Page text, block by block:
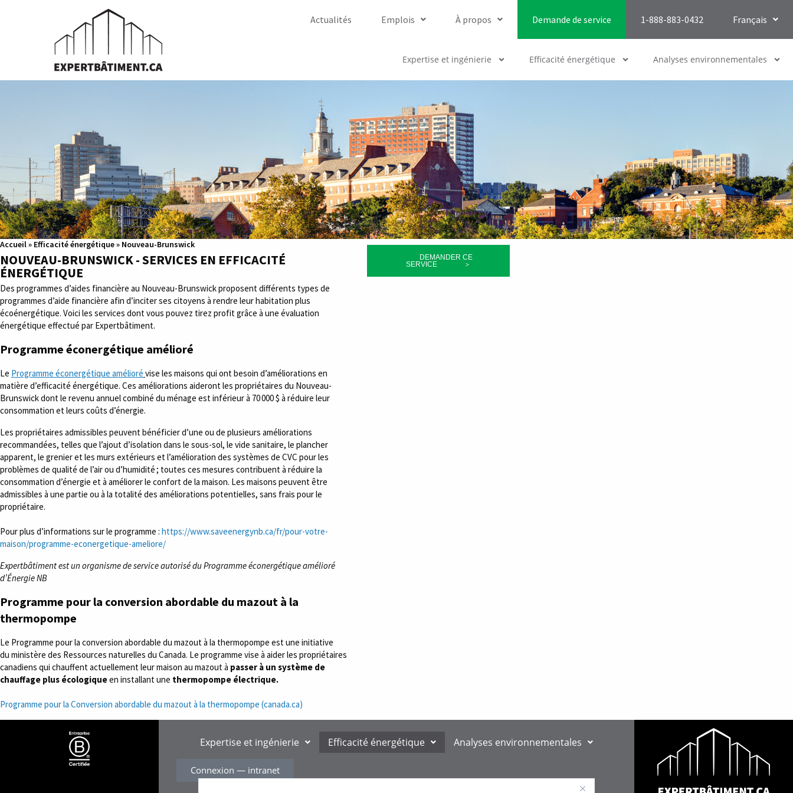
Actualités Emplois À propos Demande de service 1-888-883-0432 Français
Expertise et ingénierie Efficacité énergétique Analyses environnementales
Accueil» Efficacité énergétique» Nouveau-Brunswick
NOUVEAU-BRUNSWICK - SERVICES EN EFFICACITÉ
ÉNERGÉTIQUE
Des programmes d’aides financière au Nouveau-Brunswick proposent différents types de
programmes d’aide financière afin d’inciter ses citoyens à rendre leur habitation plus
écoénergétique. Voici les services dont vous pouvez tirez profit grâce à une évaluation
énergétique effectué par Expertbâtiment.
Programme éconergétique amélioré
Le Programme éconergétique amélioré vise les maisons qui ont besoin d’améliorations en
matière d’efficacité énergétique. Ces améliorations aideront les propriétaires du Nouveau-
Brunswick dont le revenu annuel combiné du ménage est inférieur à 70 000 $ à réduire leur
consommation et leurs coûts d’énergie.
Les propriétaires admissibles peuvent bénéficier d’une ou de plusieurs améliorations
recommandées, telles que l’ajout d’isolation dans le sous-sol, le vide sanitaire, le plancher
apparent, le grenier et les murs extérieurs et l’amélioration des systèmes de CVC pour les
problèmes de qualité de l’air ou d’humidité ; toutes ces mesures contribuent à réduire la
consommation d’énergie et à améliorer le confort de la maison. Les maisons peuvent être
admissibles à une partie ou à la totalité des améliorations potentielles, sans frais pour le
propriétaire.
Pour plus d’informations sur le programme : https://www.saveenergynb.ca/fr/pour-votre-
maison/programme-econergetique-ameliore/
Expertbâtiment est un organisme de service autorisé du Programme éconergétique amélioré
d’Énergie NB
Programme pour la conversion abordable du mazout à la
thermopompe
Le Programme pour la conversion abordable du mazout à la thermopompe est une initiative
du ministère des Ressources naturelles du Canada. Le programme vise à aider les propriétaires
canadiens qui chauffent actuellement leur maison au mazout à passer à un système de
chauffage plus écologiqueen installant une thermopompe électrique.
Programme pour la Conversion abordable du mazout à la thermopompe (canada.ca)
‎ ‎ ‎ ‎ ‎ ‎ ‎ ‎ ‎ ‎DEMANDER CE
SERVICE‎ ‎ ‎ ‎ ‎ ‎ ‎ ‎ ‎ ‎ ‎ ‎ ‎ ‎ ‎ ＞
Expertise et ingénierie Efficacité énergétique Analyses environnementales
Connexion — intranet